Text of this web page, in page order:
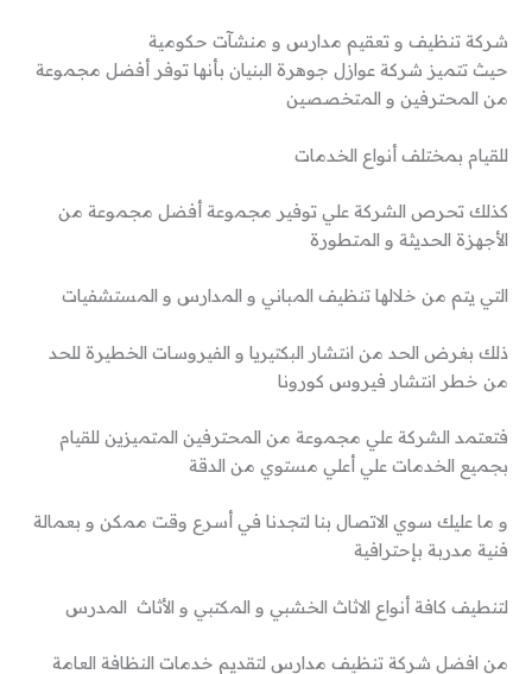
شركة تنظيف و تعقيم مدارس و منشآت حكومية
حيث تتميز شركة عوازل جوهرة البنيان بأنها توفر أفضل مجموعة
من المحترفين و المتخصصين
للقيام بمختلف أنواع الخدمات
كذلك تحرص الشركة علي توفير مجموعة أفضل مجموعة من
الأجهزة الحديثة و المتطورة
التي يتم من خلالها تنظيف المباني و المدارس و المستشفيات
ذلك بغرض الحد من انتشار البكتيريا و الفيروسات الخطيرة للحد
من خطر انتشار فيروس كورونا
فتعتمد الشركة علي مجموعة من المحترفين المتميزين للقيام
بجميع الخدمات علي أعلي مستوي من الدقة
و ما عليك سوي الاتصال بنا لتجدنا في أسرع وقت ممكن و بعمالة
فنية مدربة بإحترافية
لتنطيف كافة أنواع الاثاث الخشبي و المكتبي و الأثاث المدرس
من افضل شركة تنظيف مدارس لتقديم خدمات النظافة العامة